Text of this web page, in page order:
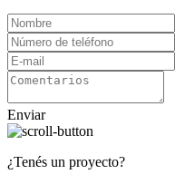
Enviar
¿Tenés un proyecto?